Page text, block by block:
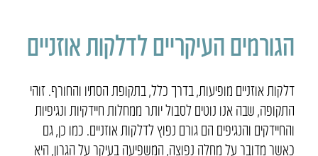
הגורמים העיקריים לדלקות אוזניים
דלקות אוזניים מופיעות, בדרך כלל, בתקופת הסתיו והחורף. זוהי
התקופה, שבה אנו נוטים לסבול יותר ממחלות חיידקיות ונגיפיות
והחיידקים והנגיפים הם גורם נפוץ לדלקות אוזניים. כמו כן, גם
כאשר מדובר על מחלה נפוצה, המשפיעה בעיקר על הגרון, היא